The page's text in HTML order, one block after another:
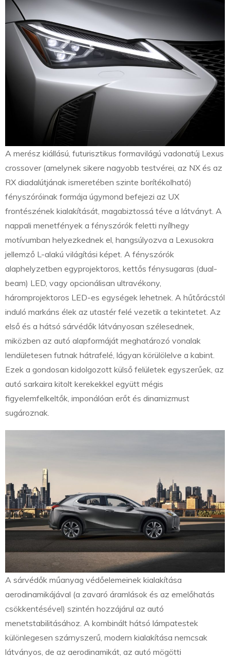
A merész kiállású, futurisztikus formavilágú vadonatúj Lexus
crossover (amelynek sikere nagyobb testvérei, az NX és az
RX diadalútjának ismeretében szinte borítékolható)
fényszóróinak formája úgymond befejezi az UX
frontészének kialakítását, magabiztossá téve a látványt. A
nappali menetfények a fényszórók feletti nyílhegy
motívumban helyezkednek el, hangsúlyozva a Lexusokra
jellemző L-alakú világítási képet. A fényszórók
alaphelyzetben egyprojektoros, kettős fénysugaras (dual-
beam) LED, vagy opcionálisan ultravékony,
háromprojektoros LED-es egységek lehetnek. A hűtőrácstól
induló markáns élek az utastér felé vezetik a tekintetet. Az
első és a hátsó sárvédők látványosan szélesednek,
miközben az autó alapformáját meghatározó vonalak
lendületesen futnak hátrafelé, lágyan körülölelve a kabint.
Ezek a gondosan kidolgozott külső felületek egyszerűek, az
autó sarkaira kitolt kerekekkel együtt mégis
figyelemfelkeltők, imponálóan erőt és dinamizmust
sugároznak.
A sárvédők műanyag védőelemeinek kialakítása
aerodinamikájával (a zavaró áramlások és az emelőhatás
csökkentésével) szintén hozzájárul az autó
menetstabilitásához. A kombinált hátsó lámpatestek
különlegesen szárnyszerű, modern kialakítása nemcsak
látványos, de az aerodinamikát, az autó mögötti